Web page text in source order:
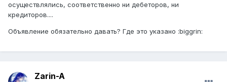
осуществлялись, соответственно ни дебеторов, ни
кредиторов....
Объявление обязательно давать? Где это указано :biggrin:
Zarin-A